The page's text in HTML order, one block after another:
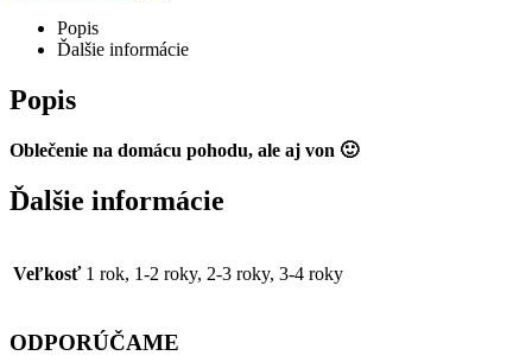
Popis
Ďalšie informácie
Popis
Oblečenie na domácu pohodu, ale aj von 🙂
Ďalšie informácie
Veľkosť 1 rok, 1-2 roky, 2-3 roky, 3-4 roky
ODPORÚČAME